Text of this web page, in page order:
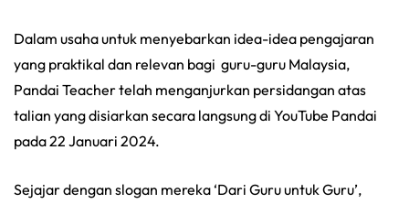
Dalam usaha untuk menyebarkan idea-idea pengajaran
yang praktikal dan relevan bagi guru-guru Malaysia,
Pandai Teacher telah menganjurkan persidangan atas
talian yang disiarkan secara langsung di YouTube Pandai
pada 22 Januari 2024.
Sejajar dengan slogan mereka ‘Dari Guru untuk Guru’,